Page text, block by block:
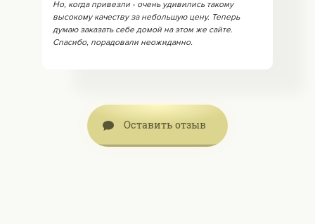
Но, когда привезли - очень удивились такому
высокому качеству за небольшую цену. Теперь
думаю заказать себе домой на этом же сайте.
Спасибо, порадовали неожиданно.
Оставить отзыв